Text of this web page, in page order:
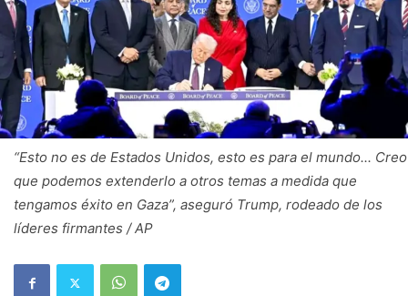
“Esto no es de Estados Unidos, esto es para el mundo... Creo
que podemos extenderlo a otros temas a medida que
tengamos éxito en Gaza”, aseguró Trump, rodeado de los
líderes firmantes / AP